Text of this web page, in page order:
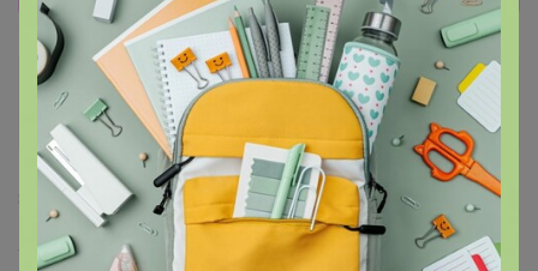
Siverina
Любитель СП
8 августа, 2023 16:03
Уважаемый организатор, почему когда вы видите, что